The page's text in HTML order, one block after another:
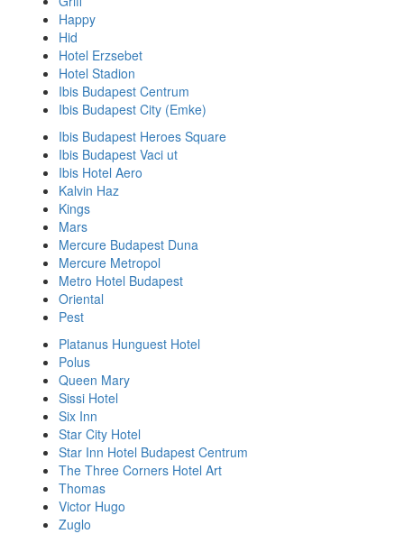
Happy
Hid
Hotel Erzsebet
Hotel Stadion
Ibis Budapest Centrum
Ibis Budapest City (Emke)
Ibis Budapest Heroes Square
Ibis Budapest Vaci ut
Ibis Hotel Aero
Kalvin Haz
Kings
Mars
Mercure Budapest Duna
Mercure Metropol
Metro Hotel Budapest
Oriental
Pest
Platanus Hunguest Hotel
Polus
Queen Mary
Sissi Hotel
Six Inn
Star City Hotel
Star Inn Hotel Budapest Centrum
The Three Corners Hotel Art
Thomas
Victor Hugo
Zuglo